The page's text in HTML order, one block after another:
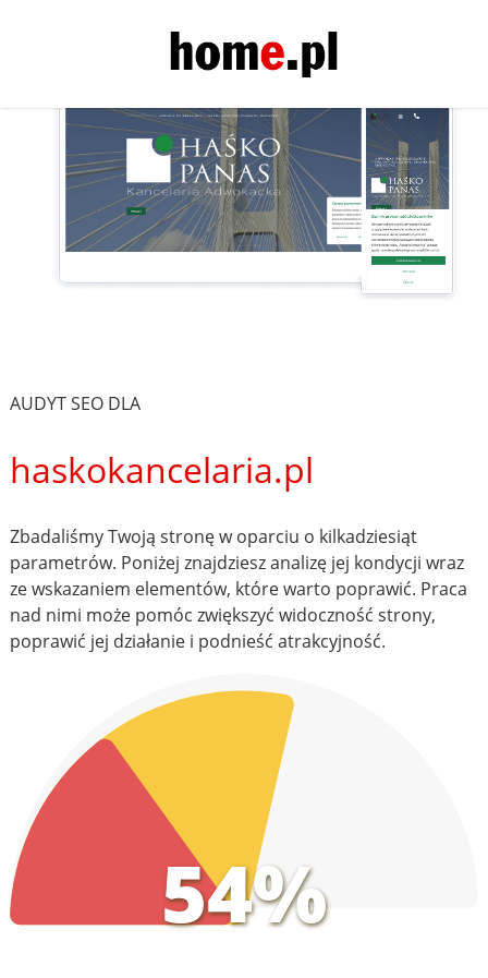
AUDYT SEO DLA
haskokancelaria.pl
Zbadaliśmy Twoją stronę w oparciu o kilkadziesiąt
parametrów. Poniżej znajdziesz analizę jej kondycji wraz
ze wskazaniem elementów, które warto poprawić. Praca
nad nimi może pomóc zwiększyć widoczność strony,
poprawić jej działanie i podnieść atrakcyjność.
54%